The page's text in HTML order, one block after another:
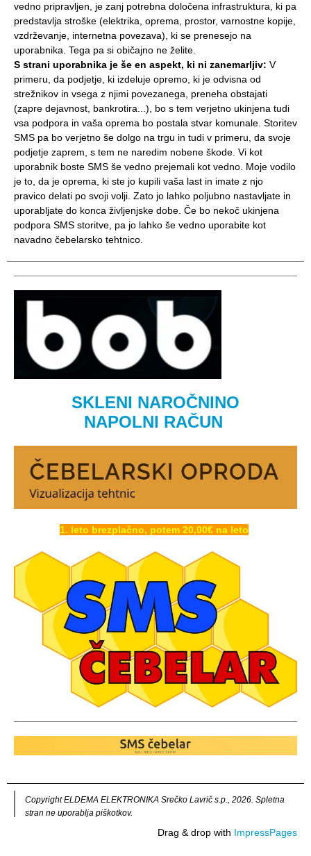
vedno pripravljen, je zanj potrebna določena infrastruktura, ki pa
predstavlja stroške (elektrika, oprema, prostor, varnostne kopije,
vzdrževanje, internetna povezava), ki se prenesejo na
uporabnika. Tega pa si običajno ne želite.
S strani uporabnika je še en aspekt, ki ni zanemarljiv: V
primeru, da podjetje, ki izdeluje opremo, ki je odvisna od
strežnikov in vsega z njimi povezanega, preneha obstajati
(zapre dejavnost, bankrotira...), bo s tem verjetno ukinjena tudi
vsa podpora in vaša oprema bo postala stvar komunale. Storitev
SMS pa bo verjetno še dolgo na trgu in tudi v primeru, da svoje
podjetje zaprem, s tem ne naredim nobene škode. Vi kot
uporabnik boste SMS še vedno prejemali kot vedno. Moje vodilo
je to, da je oprema, ki ste jo kupili vaša last in imate z njo
pravico delati po svoji volji. Zato jo lahko poljubno nastavljate in
uporabljate do konca življenjske dobe. Če bo nekoč ukinjena
podpora SMS storitve, pa jo lahko še vedno uporabite kot
navadno čebelarsko tehtnico.
SKLENI NAROČNINO
NAPOLNI RAČUN
1. leto brezplačno, potem 20,00€ na leto
Copyright ELDEMA ELEKTRONIKA Srečko Lavrič s.p., 2026. Spletna
stran ne uporablja piškotkov.
Drag & drop with ImpressPages